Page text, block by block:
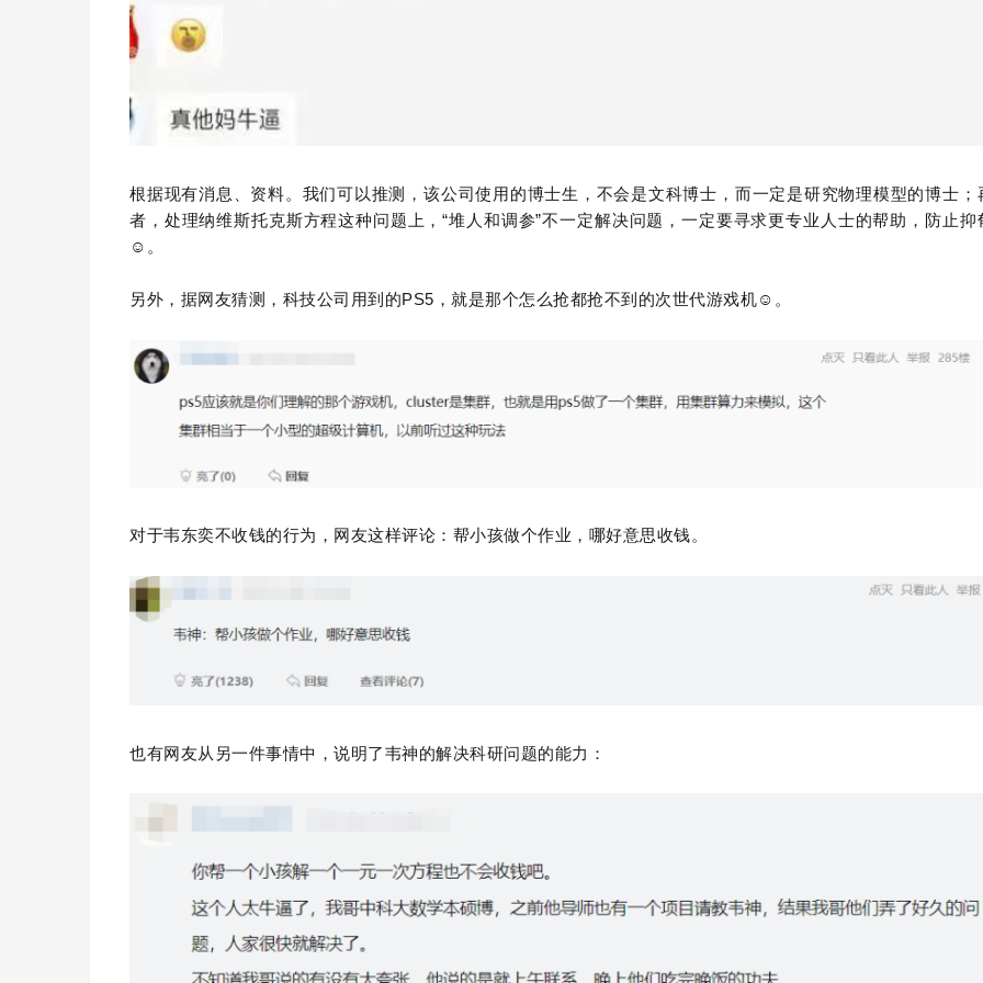
根据现有消息、资料。我们可以推测，该公司使用的博士生，不会是文科博士，而一定是研究物理模型的博士；
者，处理纳维斯托克斯方程这种问题上，“堆人和调参”不一定解决问题，一定要寻求更专业人士的帮助，防止抑
☺ 。
另外，据网友猜测，科技公司用到的PS5 ，就是那个怎么抢都抢不到的次世代游戏机☺ 。
对于韦东奕不收钱的行为，网友这样评论：帮小孩做个作业，哪好意思收钱。
也有网友从另一件事情中，说明了韦神的解决科研问题的能力：